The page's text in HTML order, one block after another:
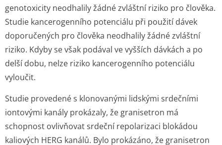
genotoxicity neodhalily žádné zvláštní riziko pro člověka.
Studie kancerogenního potenciálu při použití dávek
doporučených pro člověka neodhalily žádné zvláštní
riziko. Kdyby se však podával ve vyšších dávkách a po
delší dobu, nelze riziko kancerogenního potenciálu
vyloučit.
Studie provedené s klonovanými lidskými srdečními
iontovými kanály prokázaly, že granisetron má
schopnost ovlivňovat srdeční repolarizaci blokádou
kaliových HERG kanálů. Bylo prokázáno, že granisetron